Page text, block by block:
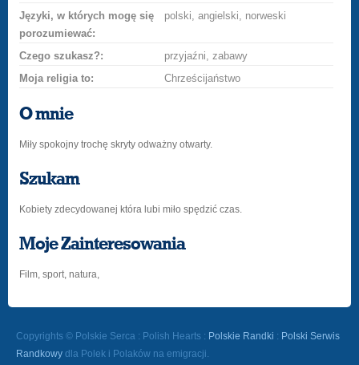
Języki, w których mogę się
porozumiewać:
polski, angielski, norweski
Czego szukasz?:
przyjaźni, zabawy
Moja religia to:
Chrześcijaństwo
O mnie
Miły spokojny trochę skryty odważny otwarty.
Szukam
Kobiety zdecydowanej która lubi miło spędzić czas.
Moje Zainteresowania
Film, sport, natura,
Copyrights © Polskie Serca : Polish Hearts : Polskie Randki : Polski Serwis
Randkowy dla Polek i Polaków na emigracji.